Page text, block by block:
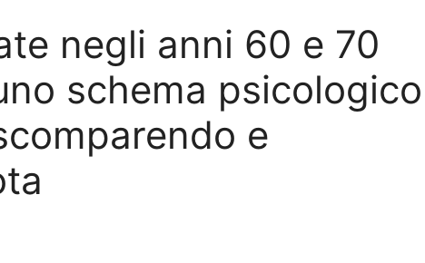
negli anni 60 e 70
schema psicologico
e